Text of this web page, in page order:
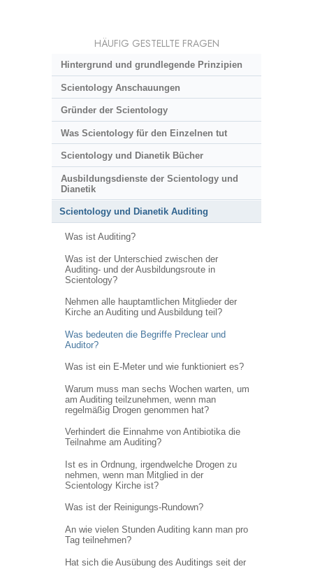
HÄUFIG GESTELLTE FRAGEN
Hintergrund und grundlegende Prinzipien
Scientology Anschauungen
Gründer der Scientology
Was Scientology für den Einzelnen tut
Scientology und Dianetik Bücher
Ausbildungsdienste der Scientology und
Dianetik
Scientology und Dianetik Auditing
Was ist Auditing?
Was ist der Unterschied zwischen der
Auditing- und der Ausbildungsroute in
Scientology?
Nehmen alle hauptamtlichen Mitglieder der
Kirche an Auditing und Ausbildung teil?
Was bedeuten die Begriffe Preclear und
Auditor?
Was ist ein E-Meter und wie funktioniert es?
Warum muss man sechs Wochen warten, um
am Auditing teilzunehmen, wenn man
regelmäßig Drogen genommen hat?
Verhindert die Einnahme von Antibiotika die
Teilnahme am Auditing?
Ist es in Ordnung, irgendwelche Drogen zu
nehmen, wenn man Mitglied in der
Scientology Kirche ist?
Was ist der Reinigungs-Rundown?
An wie vielen Stunden Auditing kann man pro
Tag teilnehmen?
Hat sich die Ausübung des Auditings seit der